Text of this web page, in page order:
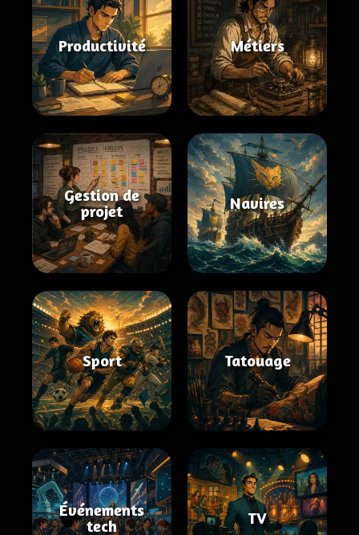
Productivité Métiers
Gestion de
projet
Navires
Sport Tatouage
Événements
tech
TV